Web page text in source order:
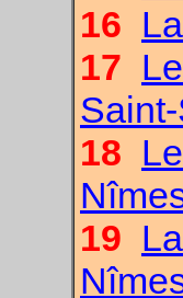
16
17
18
19